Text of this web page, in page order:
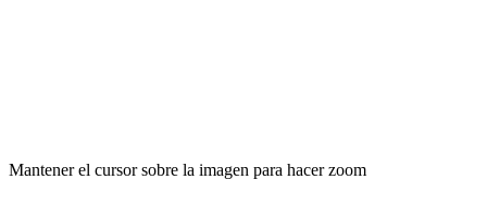
Mantener el cursor sobre la imagen para hacer zoom